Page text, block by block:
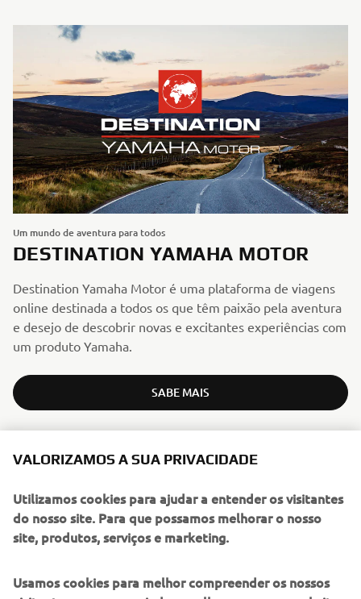
Um mundo de aventura para todos
DESTINATION YAMAHA MOTOR
Destination Yamaha Motor é uma plataforma de viagens
online destinada a todos os que têm paixão pela aventura
e desejo de descobrir novas e excitantes experiências com
um produto Yamaha.
SABE MAIS
VALORIZAMOS A SUA PRIVACIDADE
Utilizamos cookies para ajudar a entender os visitantes
do nosso site. Para que possamos melhorar o nosso
site, produtos, serviços e marketing.
Usamos cookies para melhor compreender os nossos